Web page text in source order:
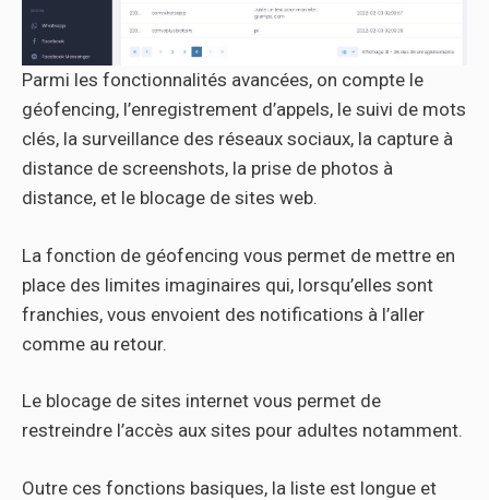
Parmi les fonctionnalités avancées, on compte le
géofencing, l’enregistrement d’appels, le suivi de mots
clés, la surveillance des réseaux sociaux, la capture à
distance de screenshots, la prise de photos à
distance, et le blocage de sites web.
La fonction de géofencing vous permet de mettre en
place des limites imaginaires qui, lorsqu’elles sont
franchies, vous envoient des notifications à l’aller
comme au retour.
Le blocage de sites internet vous permet de
restreindre l’accès aux sites pour adultes notamment.
Outre ces fonctions basiques, la liste est longue et